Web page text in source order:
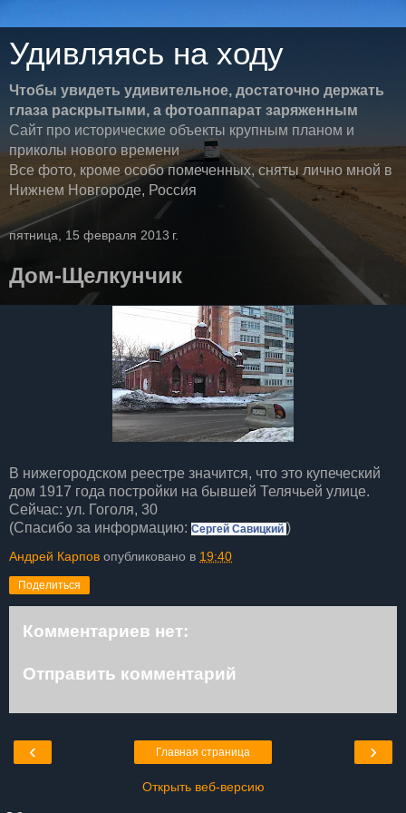
Удивляясь на ходу
Чтобы увидеть удивительное, достаточно держать
глаза раскрытыми, а фотоаппарат заряженным
Сайт про исторические объекты крупным планом и
приколы нового времени
Все фото, кроме особо помеченных, сняты лично мной в
Нижнем Новгороде, Россия
пятница, 15 февраля 2013 г.
Дом-Щелкунчик
В нижегородском реестре значится, что это купеческий
дом 1917 года постройки на бывшей Телячьей улице.
Сейчас: ул. Гоголя, 30
(Спасибо за информацию: Сергей Савицкий )
Андрей Карпов опубликовано в 19:40
Поделиться
Комментариев нет:
Отправить комментарий
‹ ›
Главная страница
Открыть веб-версию